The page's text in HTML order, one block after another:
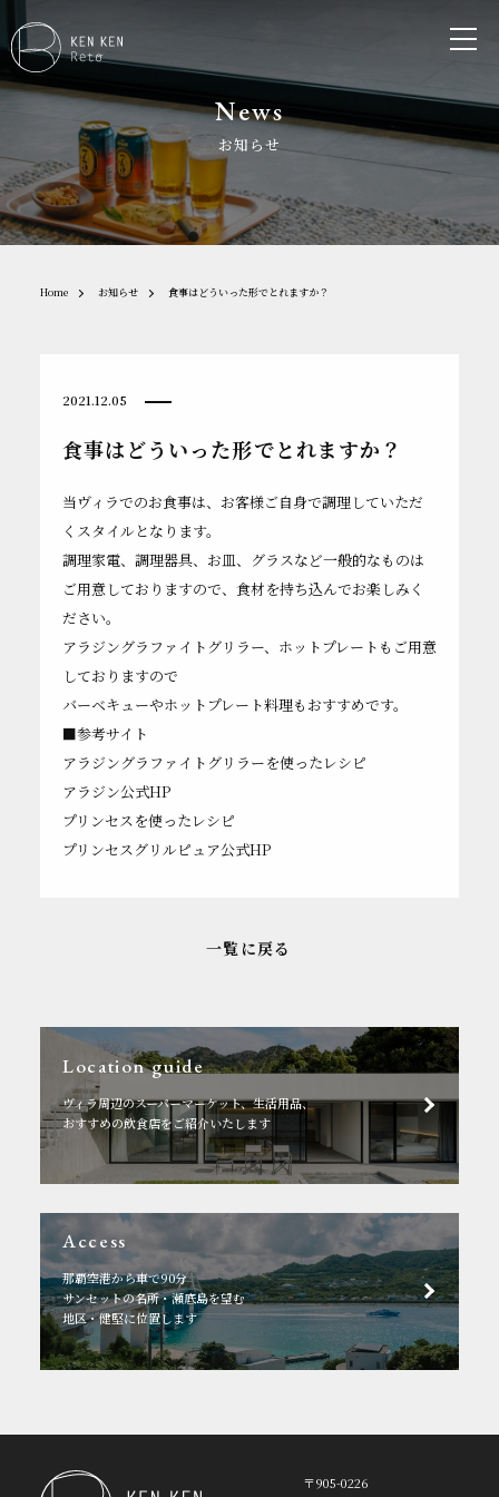
News
お知らせ
Home お知らせ 食事はどういった形でとれますか？
2021.12.05
食事はどういった形でとれますか？
当ヴィラでのお食事は、お客様ご自身で調理していただ
くスタイルとなります。
調理家電、調理器具、お皿、グラスなど一般的なものは
ご用意しておりますので、食材を持ち込んでお楽しみく
ださい。
アラジングラファイトグリラー、ホットプレートもご用意
しておりますので
バーベキューやホットプレート料理もおすすめです。
■参考サイト
アラジングラファイトグリラーを使ったレシピ
アラジン公式HP
プリンセスを使ったレシピ
プリンセスグリルピュア公式HP
一覧に戻る
Location guide
ヴィラ周辺のスーパーマーケット、生活用品、
おすすめの飲食店をご紹介いたします
Access
那覇空港から車で90分
サンセットの名所・瀬底島を望む
地区・健堅に位置します
〒905-0226